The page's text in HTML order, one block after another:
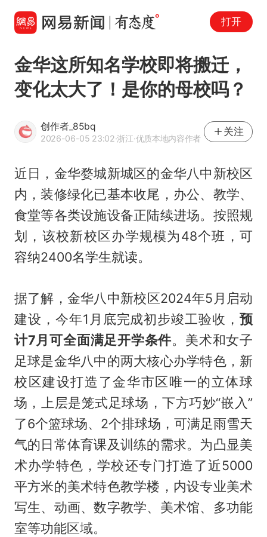
打开
金华这所知名学校即将搬迁，
变化太大了！是你的母校吗？
创作者_85bq
2026-06-05 23:02·浙江·优质本地内容作者
关注
近日，金华婺城新城区的金华八中新校区
内，装修绿化已基本收尾，办公、教学、
食堂等各类设施设备正陆续进场。按照规
划，该校新校区办学规模为48个班，可
容纳2400名学生就读。
据了解，金华八中新校区2024年5月启动
建设，今年1月底完成初步竣工验收，预
计7月可全面满足开学条件。美术和女子
足球是金华八中的两大核心办学特色，新
校区建设打造了金华市区唯一的立体球
场，上层是笼式足球场，下方巧妙“嵌入”
了6个篮球场、2个排球场，可满足雨雪天
气的日常体育课及训练的需求。为凸显美
术办学特色，学校还专门打造了近5000
平方米的美术特色教学楼，内设专业美术
写生、动画、数字教学、美术馆、多功能
室等功能区域。